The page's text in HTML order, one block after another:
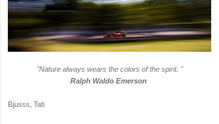
"Nature always wears the colors of the spirit. "
Ralph Waldo Emerson
Bjusss, Tati